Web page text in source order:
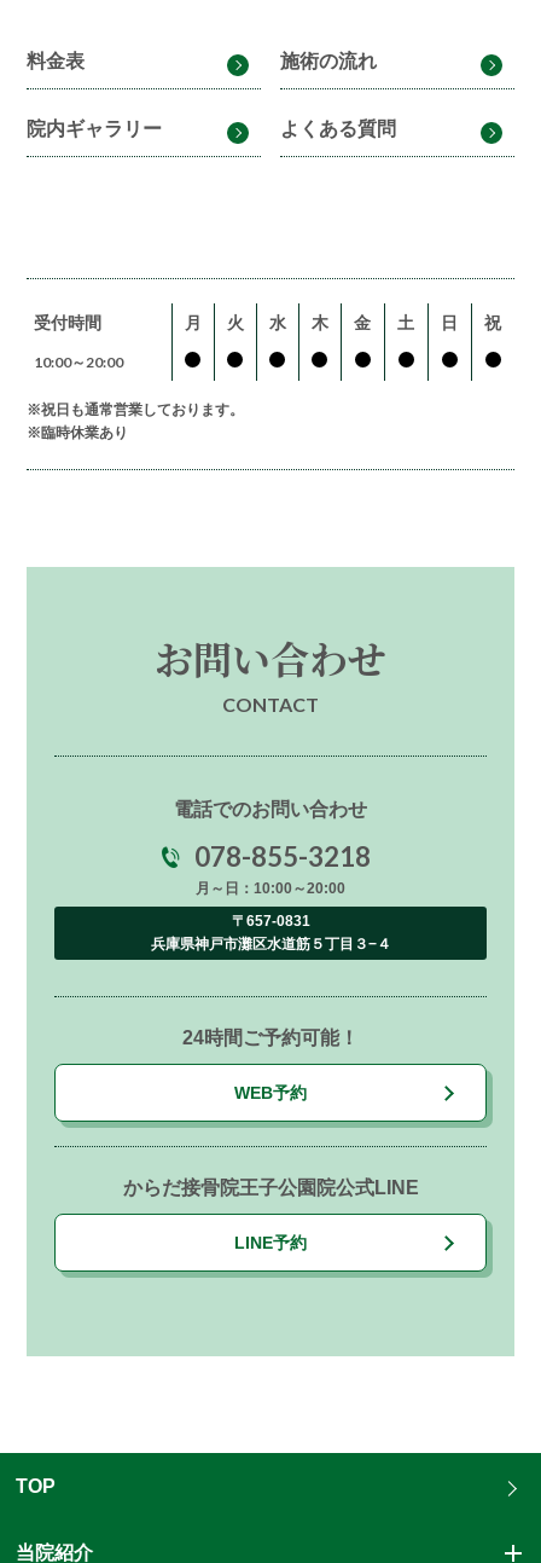
料金表 施術の流れ
院内ギャラリー よくある質問
受付時間 月 火 水 木 金 土 日 祝
10:00～20:00
※祝日も通常営業しております。
※臨時休業あり
お問い合わせ
CONTACT
電話でのお問い合わせ
078-855-3218
月～日：10:00～20:00
〒657-0831
兵庫県神戸市灘区水道筋５丁目３−４
24時間ご予約可能！
WEB予約
からだ接骨院王子公園院公式LINE
LINE予約
TOP
当院紹介